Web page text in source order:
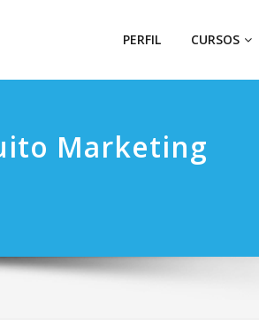
PERFIL CURSOS
Marketing